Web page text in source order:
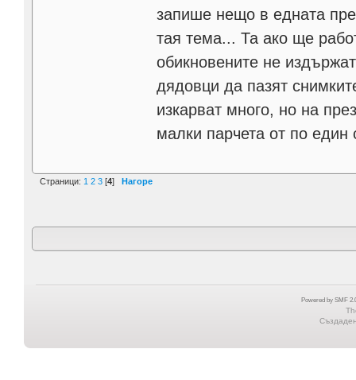
запише нещо в едната
тая тема... Та ако ще
обикновените не
дядовци да пазят
изкарват много, но на
малки парчета от по един
Страници: 1 2 3 [4] Нагоре
Powered by SMF